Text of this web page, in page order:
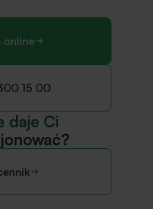
online
15 00
daje Ci